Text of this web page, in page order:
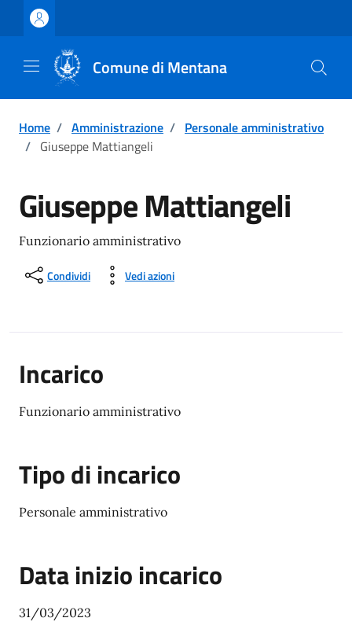
Vai ai contenuti
Vai al footer
Comune di Mentana
Home / Amministrazione / Personale amministrativo
/ Giuseppe Mattiangeli
Giuseppe Mattiangeli
Funzionario amministrativo
Condividi Vedi azioni
Incarico
Funzionario amministrativo
Tipo di incarico
Personale amministrativo
Data inizio incarico
31/03/2023